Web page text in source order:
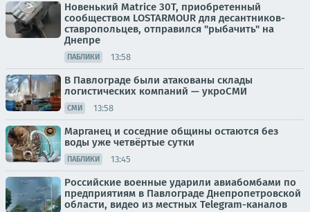
Новенький Matrice 30T, приобретенный
сообществом LOSTARMOUR для десантников-
ставропольцев, отправился "рыбачить" на
Днепре
ПАБЛИКИ 13:58
В Павлограде были атакованы склады
логистических компаний — укроСМИ
СМИ 13:58
Марганец и соседние общины остаются без
воды уже четвёртые сутки
ПАБЛИКИ 13:45
Российские военные ударили авиабомбами по
предприятиям в Павлограде Днепропетровской
области, видео из местных Telegram-каналов